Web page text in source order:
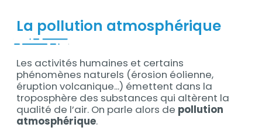
La pollution atmosphérique
Contenu
Les activités humaines et certains
phénomènes naturels (érosion éolienne,
éruption volcanique...) émettent dans la
troposphère des substances qui altèrent la
qualité de l’air. On parle alors de pollution
atmosphérique.